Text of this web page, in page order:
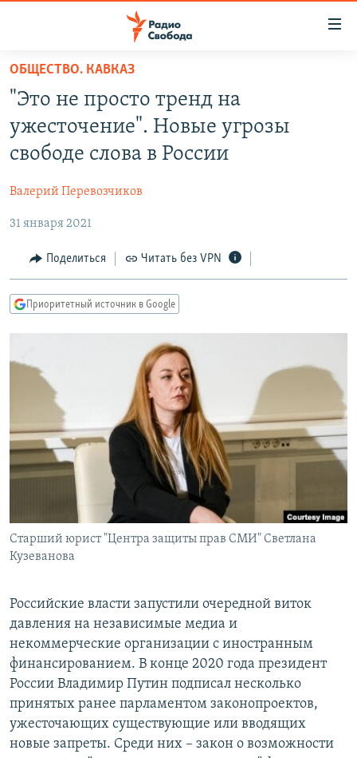
упрощенного
доступа
основному
Вернутся
навигации
Вернутся
поиску
ПРОГРАММЫ
АВТОРСКИЕ ПРОЕКТЫ
МНЕНИЯ
КУЛЬТУРА
IDEL.РЕАЛИИ
СЕВЕР.РЕАЛИИ
РАСПИСАНИЕ ВЕЩАНИЯ
ПОДПИШИТЕСЬ НА РАССЫЛКУ
СОЦИАЛЬНЫЕ СЕТИ
Все сайты РСЕ/РС
ОБЩЕСТВО. КАВКАЗ
"Это не просто тренд на
ужесточение". Новые угрозы
свободе слова в России
Валерий Перевозчиков
31 января 2021
Поделиться Читать без VPN
Приоритетный источник в Google
Cтарший юрист "Центра защиты прав СМИ" Светлана
Кузеванова
Российские власти запустили очередной виток
давления на независимые медиа и
некоммерческие организации с иностранным
финансированием. В конце 2020 года президент
России Владимир Путин подписал несколько
принятых ранее парламентом законопроектов,
ужесточающих существующие или вводящих
новые запреты. Среди них – закон о возможности